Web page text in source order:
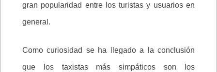
gran popularidad entre los turistas y usuarios en
general.
Como curiosidad se ha llegado a la conclusión
que los taxistas más simpáticos son los